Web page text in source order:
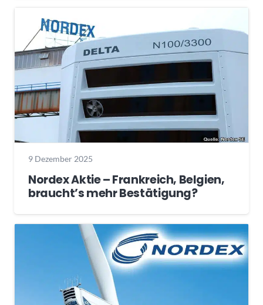
9 Dezember 2025
Nordex Aktie – Frankreich, Belgien,
braucht’s mehr Bestätigung?